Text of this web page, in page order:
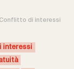
Conflitto di interessi
interessi